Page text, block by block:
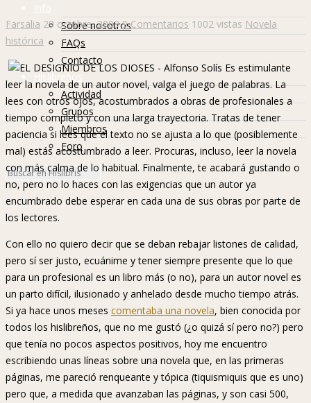
Info
Sobre nosotros
FAQs
Contacto
Hislibreños
Actividad
Grupos
Miembros
Foro
Farsalia 29 octubre, 2009 9 Comentarios 1002 vistas Novela
histórica
Es estimulante
leer la novela de un autor novel, valga el juego de palabras. La
lees con otros ojos, acostumbrados a obras de profesionales a
tiempo completo y con una larga trayectoria. Tratas de tener
paciencia si lees que el texto no se ajusta a lo que (posiblemente
mal) estás acostumbrado a leer. Procuras, incluso, leer la novela
con más calma de lo habitual. Finalmente, te acabará gustando o
no, pero no lo haces con las exigencias que un autor ya
encumbrado debe esperar en cada una de sus obras por parte de
los lectores.
Con ello no quiero decir que se deban rebajar listones de calidad,
pero sí ser justo, ecuánime y tener siempre presente que lo que
para un profesional es un libro más (o no), para un autor novel es
un parto difícil, ilusionado y anhelado desde mucho tiempo atrás.
Si ya hace unos meses comentaba una novela, bien conocida por
todos los hislibreños, que no me gustó (¿o quizá sí pero no?) pero
que tenía no pocos aspectos positivos, hoy me encuentro
escribiendo unas líneas sobre una novela que, en las primeras
páginas, me pareció renqueante y tópica (tiquismiquis que es uno)
pero que, a medida que avanzaban las páginas, y son casi 500,